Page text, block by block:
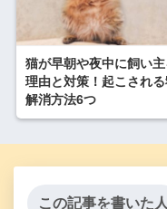
猫が早朝や夜中に飼い
理由と対策！起こされ
解消方法6つ
この記事を書いた人